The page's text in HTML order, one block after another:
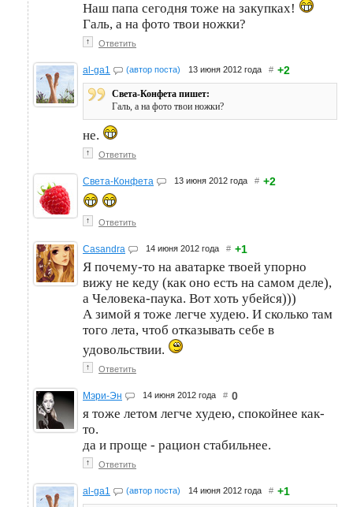
Наш папа сегодня тоже на закупках!
Галь, а на фото твои ножки?
↑ Ответить
al-ga1 (автор поста) 13 июня 2012 года # +2
Света-Конфета пишет:
Галь, а на фото твои ножки?
не.
↑ Ответить
Света-Конфета 13 июня 2012 года # +2
↑ Ответить
Casandra 14 июня 2012 года # +1
Я почему-то на аватарке твоей упорно
вижу не кеду (как оно есть на самом деле),
а Человека-паука. Вот хоть убейся)))
А зимой я тоже легче худею. И сколько там
того лета, чтоб отказывать себе в
удовольствии.
↑ Ответить
Мэри-Эн 14 июня 2012 года # 0
я тоже летом легче худею, спокойнее как-
то.
да и проще - рацион стабильнее.
↑ Ответить
al-ga1 (автор поста) 14 июня 2012 года # +1